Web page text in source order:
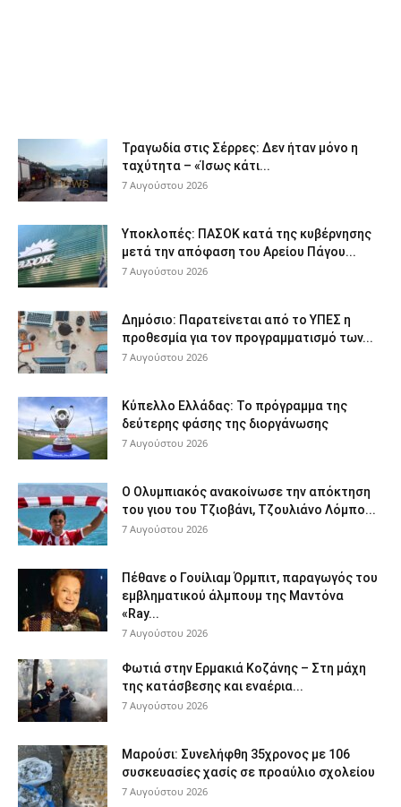
Τραγωδία στις Σέρρες: Δεν ήταν μόνο η
ταχύτητα – «Ίσως κάτι...
7 Αυγούστου 2026
Υποκλοπές: ΠΑΣΟΚ κατά της κυβέρνησης
μετά την απόφαση του Αρείου Πάγου...
7 Αυγούστου 2026
Δημόσιο: Παρατείνεται από το ΥΠΕΣ η
προθεσμία για τον προγραμματισμό των...
7 Αυγούστου 2026
Κύπελλο Ελλάδας: Το πρόγραμμα της
δεύτερης φάσης της διοργάνωσης
7 Αυγούστου 2026
Ο Ολυμπιακός ανακοίνωσε την απόκτηση
του γιου του Τζιοβάνι, Τζουλιάνο Λόμπο...
7 Αυγούστου 2026
Πέθανε ο Γουίλιαμ Όρμπιτ, παραγωγός του
εμβληματικού άλμπουμ της Μαντόνα
«Ray...
7 Αυγούστου 2026
Φωτιά στην Ερμακιά Κοζάνης – Στη μάχη
της κατάσβεσης και εναέρια...
7 Αυγούστου 2026
Μαρούσι: Συνελήφθη 35χρονος με 106
συσκευασίες χασίς σε προαύλιο σχολείου
7 Αυγούστου 2026